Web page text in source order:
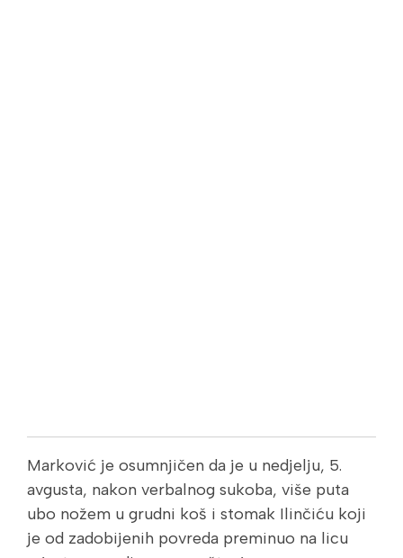
Marković je osumnjičen da je u nedjelju, 5.
avgusta, nakon verbalnog sukoba, više puta
ubo nožem u grudni koš i stomak Ilinčiću koji
je od zadobijenih povreda preminuo na licu